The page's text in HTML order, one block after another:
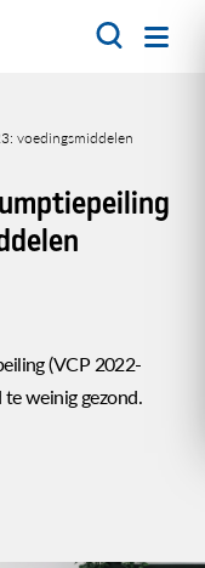
voedingsmiddelen
(VCP 2022-
weinig gezond.